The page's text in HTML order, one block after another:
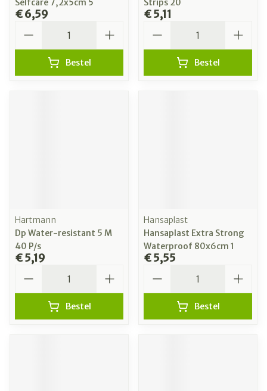
Selfcare 7,2x5cm 5
€ 6,59
Bestel
Strips 20
€ 5,11
Bestel
Hartmann
Dp Water-resistant 5 M
40 P/s
€ 5,19
Bestel
Hansaplast
Hansaplast Extra Strong
Waterproof 80x6cm 1
€ 5,55
Bestel